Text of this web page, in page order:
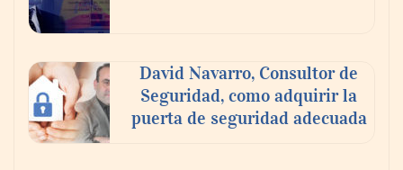
David Navarro, Consultor de
Seguridad, como adquirir la
puerta de seguridad adecuada